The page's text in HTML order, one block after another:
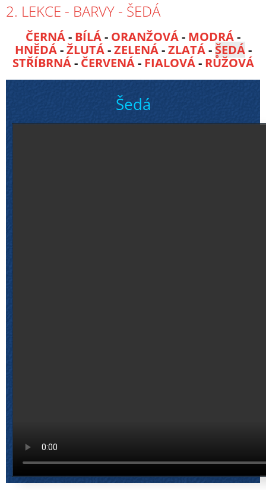
2. LEKCE - BARVY - ŠEDÁ
ČERNÁ- BÍLÁ- ORANŽOVÁ- MODRÁ-
HNĚDÁ-ŽLUTÁ-ZELENÁ-ZLATÁ- ŠEDÁ-
STŘÍBRNÁ- ČERVENÁ- FIALOVÁ- RŮŽOVÁ
Šedá